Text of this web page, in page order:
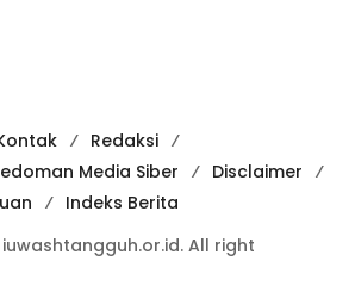
Redaksi
Media Siber
Disclaimer
Indeks Berita
All right